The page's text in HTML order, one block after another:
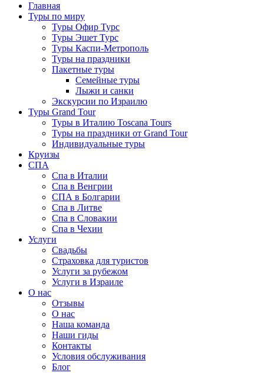
Главная
Туры по миру
Туры Офир Турс
Туры Эшет Турс
Туры Каспи-Метрополь
Туры на праздники
Пакетные туры
Семейные туры
Лыжи и санки
Экскурсии по Израилю
Туры Grand Tour
Туры в Италию Toscana Tours
Туры на праздники от Grand Tour
Индивидуальные туры
Круизы
СПА
Спа в Италии
Спа в Венгрии
СПА в Болгарии
Спа в Литве
Спа в Словакии
Спа в Чехии
Услуги
Свадьбы
Страховка для туристов
Услуги за рубежом
Услуги в Израиле
О нас
Отзывы
О нас
Наша команда
Наши гиды
Контакты
Условия обслуживания
Блог